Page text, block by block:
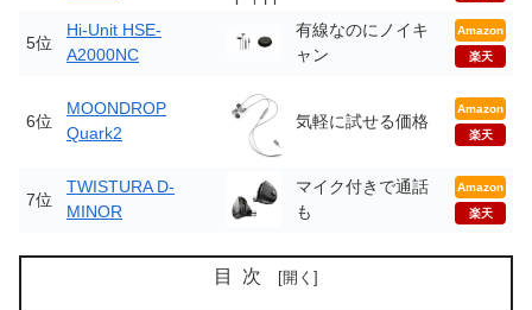
5位
Hi-Unit HSE-
A2000NC
有線なのにノイキ
ャン
Amazon
楽天
6位
MOONDROP
Quark2
気軽に試せる価格
Amazon
楽天
7位
TWISTURA D-
MINOR
マイク付きで通話
も
Amazon
楽天
目次